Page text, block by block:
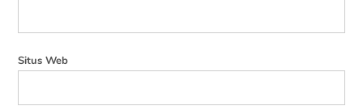
Situs Web